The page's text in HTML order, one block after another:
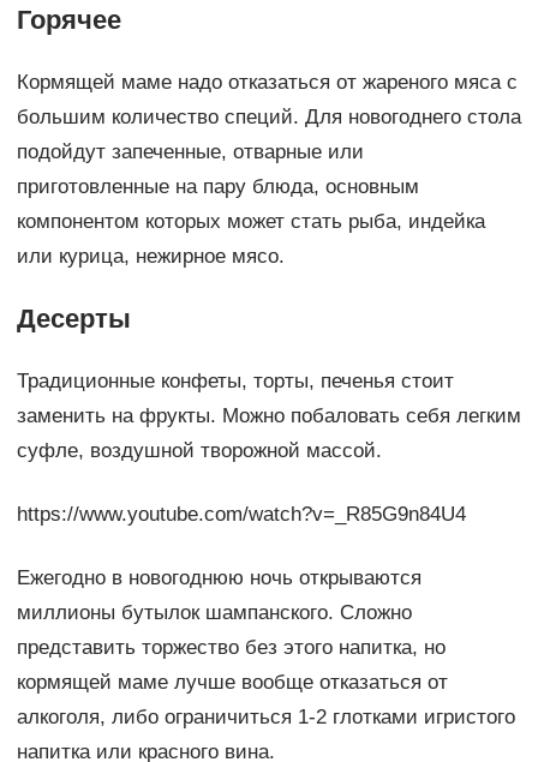
Горячее
Кормящей маме надо отказаться от жареного мяса с
большим количество специй. Для новогоднего стола
подойдут запеченные, отварные или
приготовленные на пару блюда, основным
компонентом которых может стать рыба, индейка
или курица, нежирное мясо.
Десерты
Традиционные конфеты, торты, печенья стоит
заменить на фрукты. Можно побаловать себя легким
суфле, воздушной творожной массой.
https://www.youtube.com/watch?v=_R85G9n84U4
Ежегодно в новогоднюю ночь открываются
миллионы бутылок шампанского. Сложно
представить торжество без этого напитка, но
кормящей маме лучше вообще отказаться от
алкоголя, либо ограничиться 1-2 глотками игристого
напитка или красного вина.